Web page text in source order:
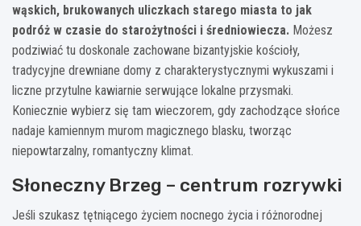
wąskich, brukowanych uliczkach starego miasta to jak
podróż w czasie do starożytności i średniowiecza. Możesz
podziwiać tu doskonale zachowane bizantyjskie kościoły,
tradycyjne drewniane domy z charakterystycznymi wykuszami i
liczne przytulne kawiarnie serwujące lokalne przysmaki.
Koniecznie wybierz się tam wieczorem, gdy zachodzące słońce
nadaje kamiennym murom magicznego blasku, tworząc
niepowtarzalny, romantyczny klimat.
Słoneczny Brzeg – centrum rozrywki
Jeśli szukasz tętniącego życiem nocnego życia i różnorodnej